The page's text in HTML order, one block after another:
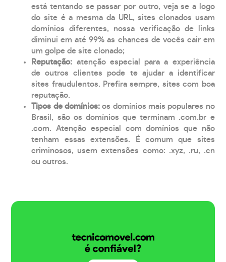
está tentando se passar por outro, veja se a logo
do site é a mesma da URL, sites clonados usam
domínios diferentes, nossa verificação de links
diminui em até 99% as chances de vocês cair em
um golpe de site clonado;
Reputação: atenção especial para a experiência
de outros clientes pode te ajudar a identificar
sites fraudulentos. Prefira sempre, sites com boa
reputação.
Tipos de domínios:os domínios mais populares no
Brasil, são os domínios que terminam .com.br e
.com. Atenção especial com domínios que não
tenham essas extensões. É comum que sites
criminosos, usem extensões como: .xyz, .ru, .cn
ou outros.